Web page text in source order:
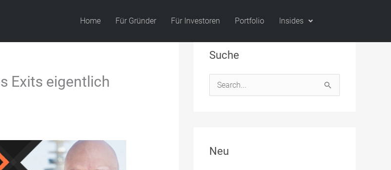
Home Für Gründer Für Investoren Portfolio Insides
Exits eigentlich
Suche
e
Neu